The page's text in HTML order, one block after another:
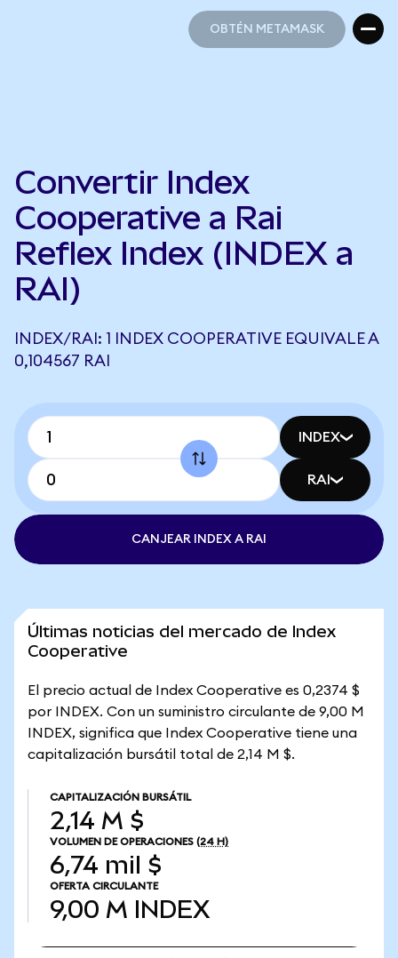
OBTÉN METAMASK
Convertir Index
Cooperative a Rai
Reflex Index (INDEX a
RAI)
INDEX/RAI: 1 INDEX COOPERATIVE EQUIVALE A
0,104567 RAI
INDEX
RAI
CANJEAR INDEX A RAI
Últimas noticias del mercado de Index
Cooperative
El precio actual de Index Cooperative es 0,2374 $
por INDEX. Con un suministro circulante de 9,00 M
INDEX, significa que Index Cooperative tiene una
capitalización bursátil total de 2,14 M $.
CAPITALIZACIÓN BURSÁTIL
2,14 M $
VOLUMEN DE OPERACIONES (24 H)
6,74 mil $
OFERTA CIRCULANTE
9,00 M INDEX